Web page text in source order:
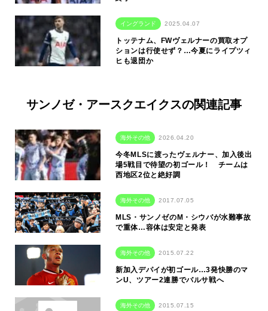
イングランド 2025.04.07
トッテナム、FWヴェルナーの買取オプ
ションは行使せず？…今夏にライプツィ
ヒも退団か
サンノゼ・アースクエイクスの関連記事
海外その他 2026.04.20
今冬MLSに渡ったヴェルナー、加入後出
場5戦目で待望の初ゴール！ チームは
西地区2位と絶好調
海外その他 2017.07.05
MLS・サンノゼのM・シウバが水難事故
で重体…容体は安定と発表
海外その他 2015.07.22
新加入デパイが初ゴール…3発快勝のマ
ンU、ツアー2連勝でバルサ戦へ
海外その他 2015.07.15